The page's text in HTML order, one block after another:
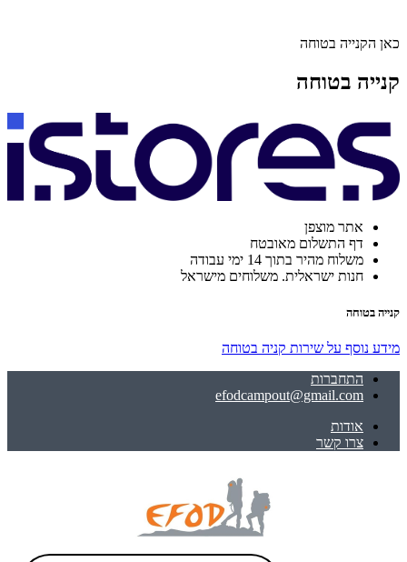
כאן הקנייה בטוחה
קנייה בטוחה
אתר מוצפן
דף התשלום מאובטח
משלוח מהיר בתוך 14 ימי עבודה
חנות ישראלית. משלוחים מישראל
קנייה בטוחה
מידע נוסף על שירות קניה בטוחה
התחברות
efodcampout@gmail.com
אודות
צרו קשר